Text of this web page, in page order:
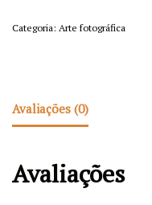
Categoria: Arte fotográfica
Avaliações (0)
Avaliações